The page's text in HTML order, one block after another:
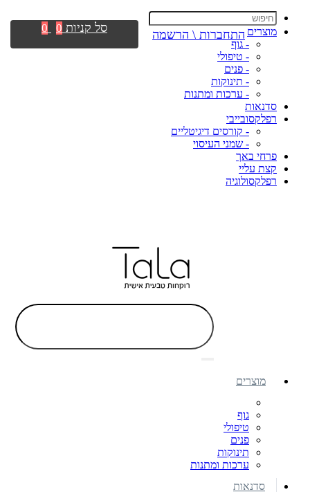
מוצרים
- גוף
- טיפולי
- פנים
- תינוקות
- ערכות ומתנות
סדנאות
רפלקסובייבי
- קורסים דיגיטליים
- שמני העיסוי
פרחי באך
קצת עליי
רפלקסולוגיה
התחברות \ הרשמה סל קניות 0
0
מוצרים
גוף
טיפולי
פנים
תינוקות
ערכות ומתנות
סדנאות